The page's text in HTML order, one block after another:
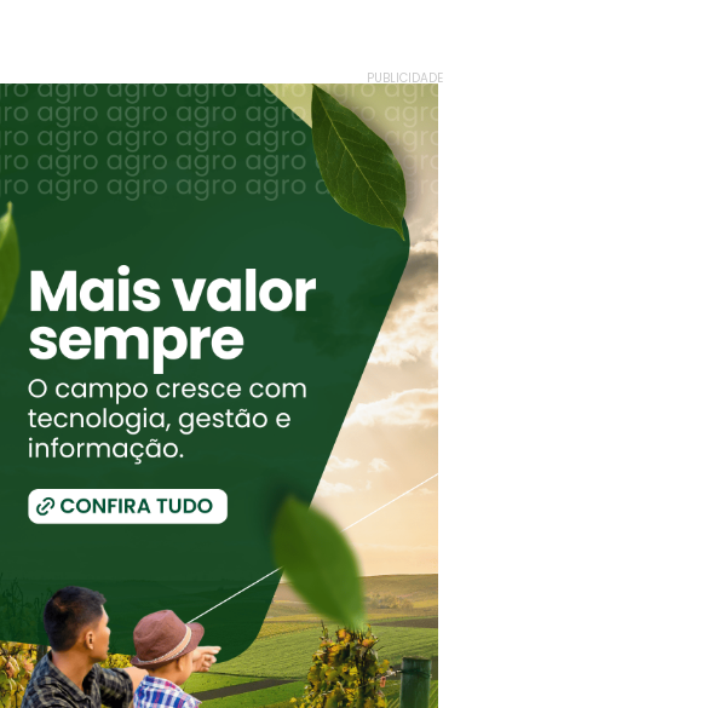
PUBLICIDADE